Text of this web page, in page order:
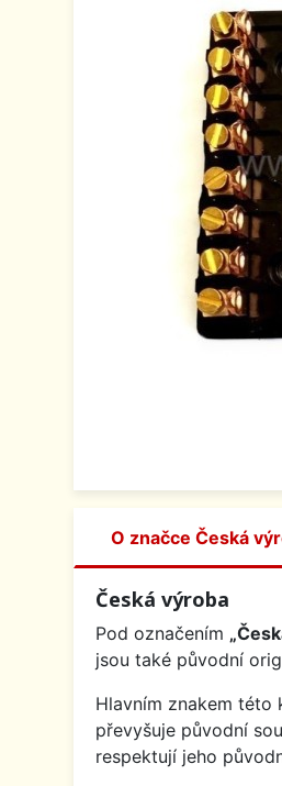
O značce Česká
Česká výroba
Pod označením
jsou také původní
Hlavním znakem této
převyšuje původní
respektují jeho